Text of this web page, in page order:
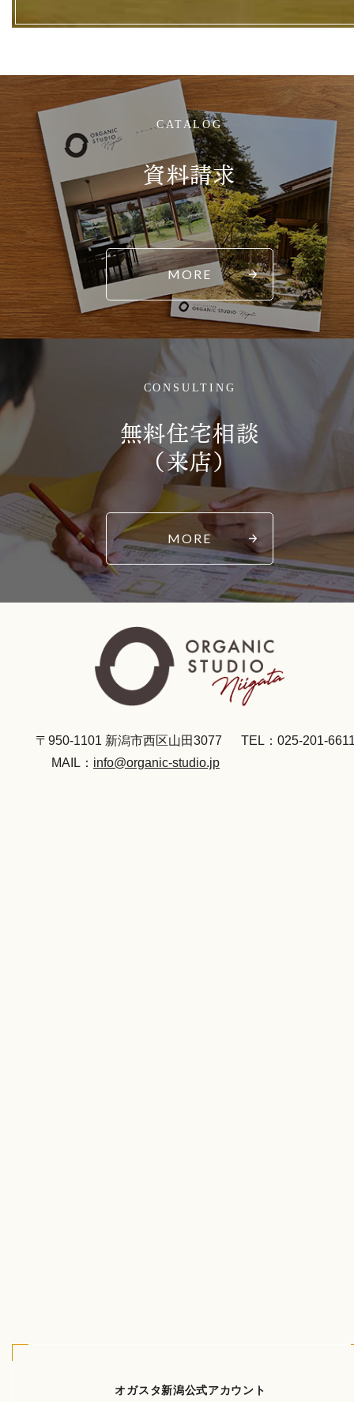
CATALOG
資料請求
MORE
CONSULTING
無料住宅相談
（来店）
MORE
〒950-1101 新潟市西区山田3077
TEL：025-201-
MAIL： info@organic-studio.jp
オガスタ新潟公式アカウント